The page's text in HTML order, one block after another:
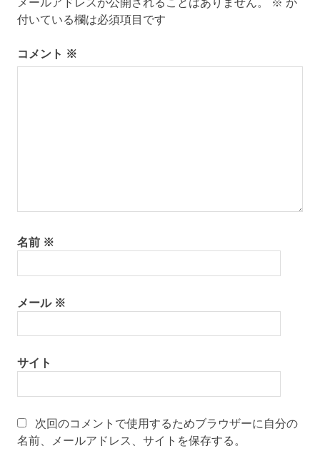
ン
付いている欄は必須項目です
コメント ※
名前 ※
メール ※
サイト
次回のコメントで使用するためブラウザーに自分の
名前、メールアドレス、サイトを保存する。